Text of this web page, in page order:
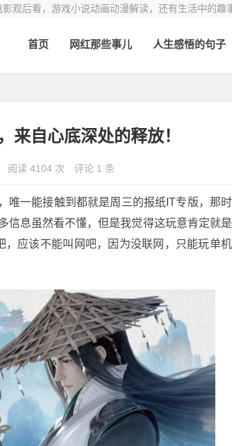
观后看，游戏小说动画动漫解读，还有生活中的趣
首页 网红那些事儿 人生感悟的句子
来自心底深处的释放！
阅读 4104 次 评论 1 条
一能接触到都就是周三的报纸IT专版，那时
信息虽然看不懂，但是我觉得这玩意肯定就是
应该不能叫网吧，因为没联网，只能玩单机